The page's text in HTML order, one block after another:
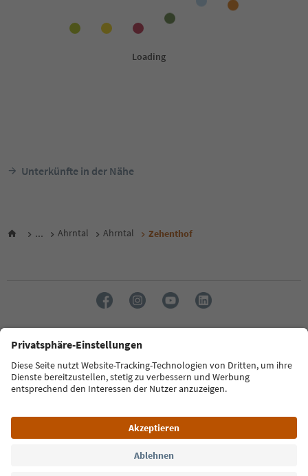
Unterkünfte in der Nähe
... Ahrntal Ahrntal Zehenthof
Sprache: Deutsch
FAQ Kontakt Presse MICE Datenschutzerklärung
Zugänglichkeitserklärung